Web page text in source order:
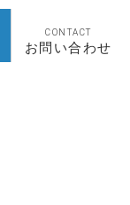
CONTACT
お問い合わせ